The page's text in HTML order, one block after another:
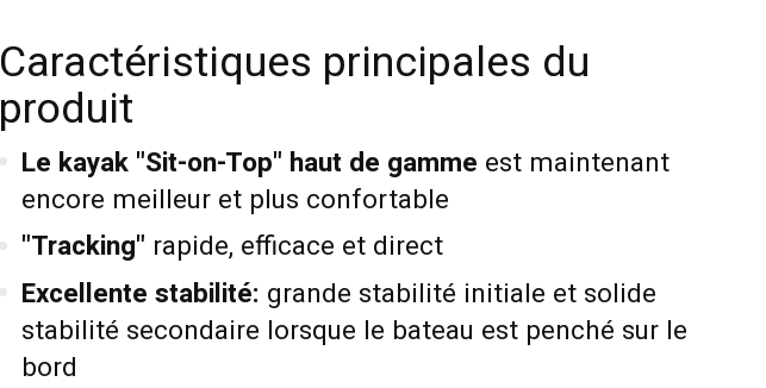
Caractéristiques principales du
produit
Le kayak "Sit-on-Top" haut de gamme est maintenant
encore meilleur et plus confortable
"Tracking" rapide, efficace et direct
Excellente stabilité: grande stabilité initiale et solide
stabilité secondaire lorsque le bateau est penché sur le
bord